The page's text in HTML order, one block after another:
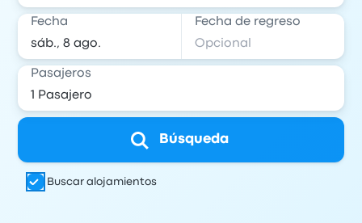
Fecha Fecha de regreso
Pasajeros
Búsqueda
Buscar alojamientos